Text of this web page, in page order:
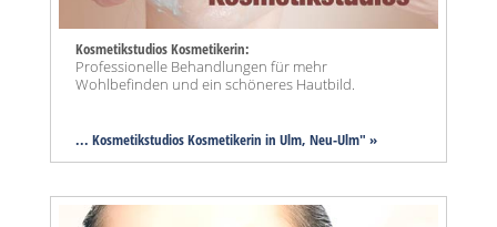
Kosmetikstudios Kosmetikerin:
Professionelle Behandlungen für mehr
Wohlbefinden und ein schöneres Hautbild.
... Kosmetikstudios Kosmetikerin in Ulm, Neu-Ulm" »